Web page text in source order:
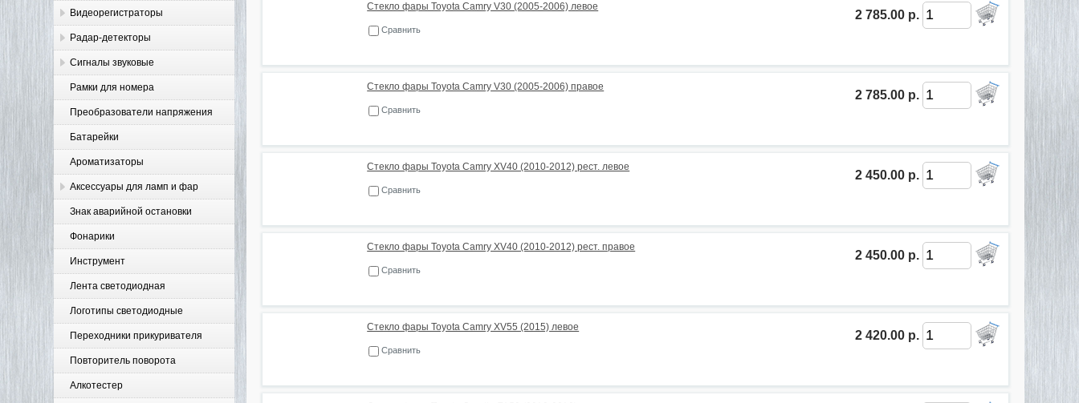
Видеорегистраторы
Радар-детекторы
Сигналы звуковые
Рамки для номера
Преобразователи напряжения
Батарейки
Ароматизаторы
Аксессуары для ламп и фар
Знак аварийной остановки
Фонарики
Инструмент
Лента светодиодная
Логотипы светодиодные
Переходники прикуривателя
Повторитель поворота
Алкотестер
2 785.00 р.
Стекло фары Toyota Camry V30 (2005-2006) левое
Сравнить
2 785.00 р.
Стекло фары Toyota Camry V30 (2005-2006) правое
Сравнить
2 450.00 р.
Стекло фары Toyota Camry XV40 (2010-2012) рест. левое
Сравнить
2 450.00 р.
Стекло фары Toyota Camry XV40 (2010-2012) рест. правое
Сравнить
2 420.00 р.
Стекло фары Toyota Camry XV55 (2015) левое
Сравнить